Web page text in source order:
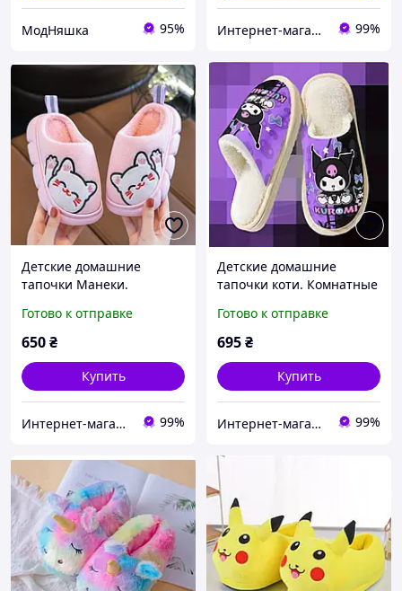
МодНяшка 95% Интернет-магазин «Сокровища Востока» — качественные товары из Японии и Кореи 99%
Детские домашние
тапочки Манеки.
детей розовые 29-30
размер (18.5 см)
Готово к отправке
650₴
Купить
Интернет-магазин «Сокровища Востока» — качественные товары из Японии и Кореи 99%
Детские домашние
тапочки коти. Комнатные
Куроми 35 (22,5 см)
Готово к отправке
695₴
Купить
Интернет-магазин «Сокровища Востока» — качественные товары из Японии и Кореи 99%